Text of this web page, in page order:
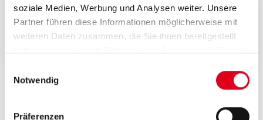
soziale Medien, Werbung und Analysen weiter. Unsere
Partner führen diese Informationen möglicherweise mit
weiteren Daten zusammen, die Sie ihnen bereitgestellt
Notwendig
Präferenzen
Konformitätsbescheinigun
g